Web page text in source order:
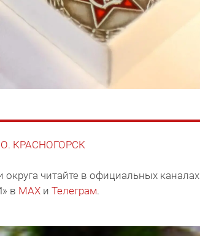
КРАСНОГОРСК
читайте в официальных каналах
в MAX и Телеграм.